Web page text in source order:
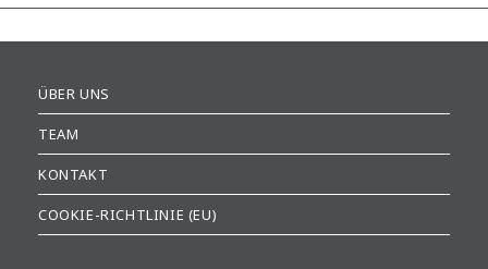
ÜBER UNS
TEAM
KONTAKT
COOKIE-RICHTLINIE (EU)